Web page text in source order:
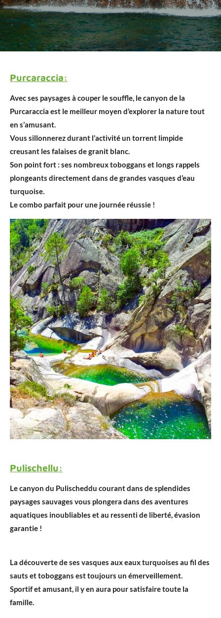
Purcaraccia:
Avec ses paysages à couper le souffle, le canyon de la
Purcaraccia est le meilleur moyen d’explorer la nature tout
en s’amusant.
Vous sillonnerez durant l’activité un torrent limpide
creusant les falaises de granit blanc.
Son point fort : ses nombreux toboggans et longs rappels
plongeants directement dans de grandes vasques d’eau
turquoise.
Le combo parfait pour une journée réussie !
Pulischellu:
Le canyon du Pulischeddu courant dans de splendides
paysages sauvages vous plongera dans des aventures
aquatiques inoubliables et au ressenti de liberté, évasion
garantie !
La découverte de ses vasques aux eaux turquoises au fil des
sauts et toboggans est toujours un émerveillement.
Sportif et amusant, il y en aura pour satisfaire toute la
famille.